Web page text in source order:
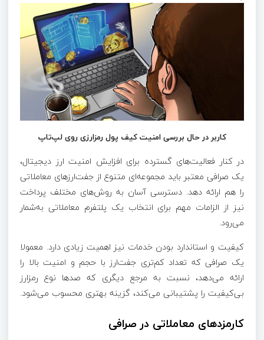
کاربر در حال بررسی امنیت کیف پول رمزارزی روی لپ‌تاپ
در کنار فعالیت‌های گسترده برای افزایش امنیت ارز دیجیتال،
یک صرافی معتبر باید مجموعه‌ای متنوع از جفت‌ارزهای معاملاتی
را هم ارائه دهد. دسترسی آسان به روش‌های مختلف پرداخت
نیز از الزامات مهم برای انتخاب یک پلتفرم معاملاتی به‌شمار
می‌رود.
کیفیت و استاندارد بودن خدمات نیز اهمیت زیادی دارد. معمولا
یک صرافی که تعداد کم‌تری جفت‌ارز با حجم و امنیت بالا را
ارائه می‌دهد، نسبت به مرجع دیگری که صدها نوع رمزارز
بی‌کیفیت را پشتیبانی می‌کند، گزینه بهتری محسوب می‌شود.
کارمزدهای معاملاتی در صرافی